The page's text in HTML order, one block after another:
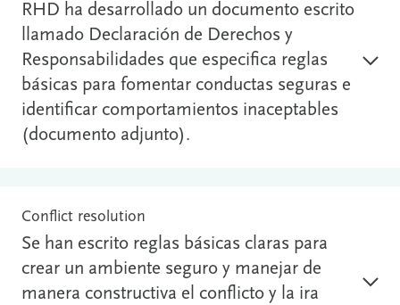
RHD ha desarrollado un documento escrito
llamado Declaración de Derechos y
Responsabilidades que especifica reglas
básicas para fomentar conductas seguras e
identificar comportamientos inaceptables
(documento adjunto).
Conflict resolution
Se han escrito reglas básicas claras para
crear un ambiente seguro y manejar de
manera constructiva el conflicto y la ira